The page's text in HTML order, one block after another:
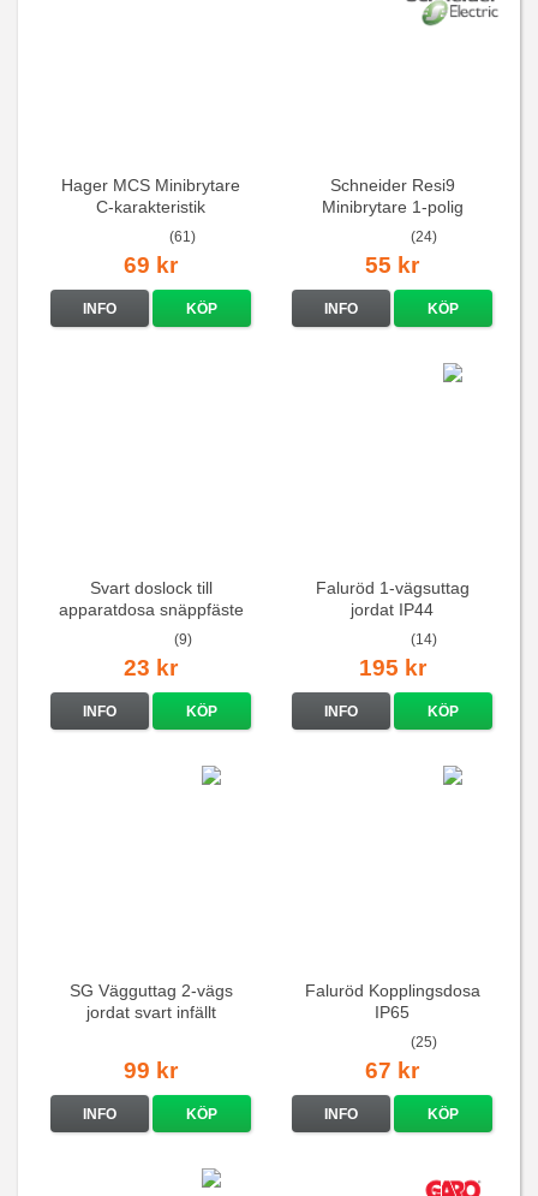
Hager MCS Minibrytare
C-karakteristik
QuickConnect
(61)
69 kr
INFO KÖP
Schneider Resi9
Minibrytare 1-polig
(24)
55 kr
INFO KÖP
Svart doslock till
apparatdosa snäppfäste
(9)
23 kr
INFO KÖP
Faluröd 1-vägsuttag
jordat IP44
(14)
195 kr
INFO KÖP
SG Vägguttag 2-vägs
jordat svart infällt
99 kr
INFO KÖP
Faluröd Kopplingsdosa
IP65
(25)
67 kr
INFO KÖP